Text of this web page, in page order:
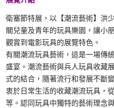
衛塞節特展，以【潮流藝術】洪
關兒童及青年的玩具樂園，讓小
觀賞到電影玩具的展覽特色。
有關潮流玩具藝術，這是一場傳
盛宴。潮流藝術與兵人玩具收藏
式的結合，隨著流行和發展不斷
衷於日常生活的收藏潮流玩具，
等。認同玩具中獨特的藝術理念